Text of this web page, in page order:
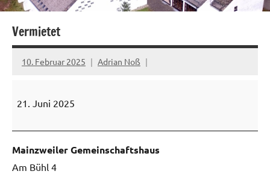
Vermietet
10. Februar 2025 Adrian Noß
21. Juni 2025
Mainzweiler Gemeinschaftshaus
Am Bühl 4